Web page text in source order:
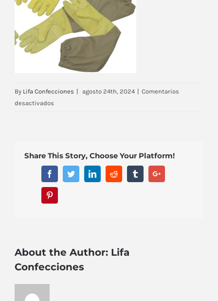
By Lifa Confecciones | agosto 24th, 2024 | Comentarios
desactivados
Share This Story, Choose Your Platform!
FacebookTwitterLinkedinReddit TumblrGoogle+
About the Author: Lifa
Confecciones